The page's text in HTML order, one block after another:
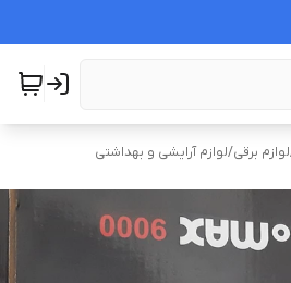
لوازم برقی/لوازم آرایشی و بهداشتی